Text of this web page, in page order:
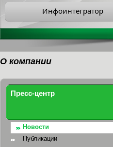
Инфоинтегратор
О компании
Пресс-центр
Новости
Публикации